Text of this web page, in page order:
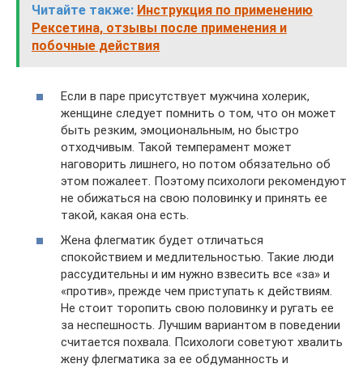
Читайте также: Инструкция по применению
Рексетина, отзывы после применения и
побочные действия
Если в паре присутствует мужчина холерик,
женщине следует помнить о том, что он может
быть резким, эмоциональным, но быстро
отходчивым. Такой темперамент может
наговорить лишнего, но потом обязательно об
этом пожалеет. Поэтому психологи рекомендуют
не обижаться на свою половинку и принять ее
такой, какая она есть.
Жена флегматик будет отличаться
спокойствием и медлительностью. Такие люди
рассудительны и им нужно взвесить все «за» и
«против», прежде чем приступать к действиям.
Не стоит торопить свою половинку и ругать ее
за неспешность. Лучшим вариантом в поведении
считается похвала. Психологи советуют хвалить
жену флегматика за ее обдуманность и